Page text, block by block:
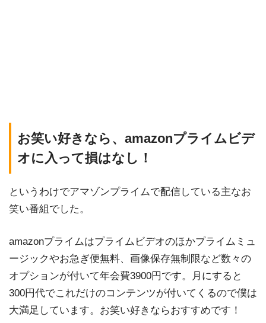
お笑い好きなら、amazonプライムビデ
オに入って損はなし！
というわけでアマゾンプライムで配信している主なお
笑い番組でした。
amazonプライムはプライムビデオのほかプライムミュ
ージックやお急ぎ便無料、画像保存無制限など数々の
オプションが付いて年会費3900円です。月にすると
300円代でこれだけのコンテンツが付いてくるので僕は
大満足しています。お笑い好きならおすすめです！